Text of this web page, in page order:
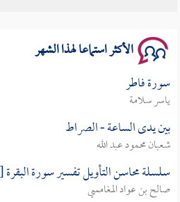
الأكثر استماعا لهذا الشهر
سورة فاطر
ياسر سلامة
بين يدى الساعة - الصراط
شعبان محمود عبد الله
سلسلة محاسن التأويل تفسير سورة البقرة [198-205]
صالح بن عواد المغامسي